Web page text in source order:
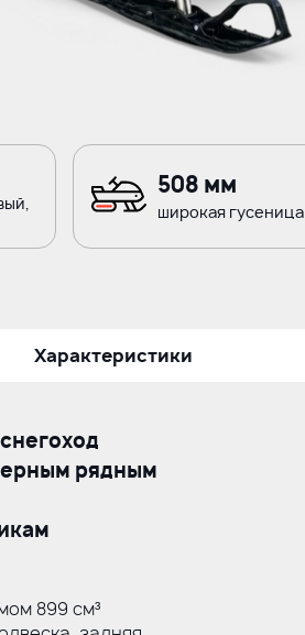
508 мм
широкая гусеница
Характеристики
рядным
899 см³